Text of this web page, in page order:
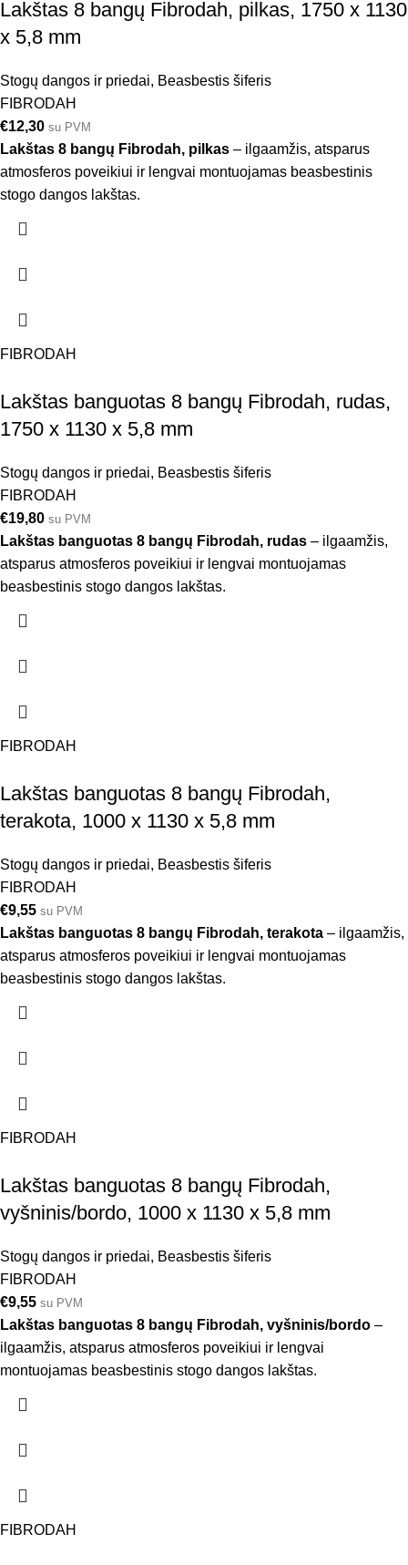
Lakštas 8 bangų Fibrodah, pilkas, 1750 x 1130
x 5,8 mm
Stogų dangos ir priedai, Beasbestis šiferis
FIBRODAH
€12,30 su PVM
Lakštas 8 bangų Fibrodah, pilkas – ilgaamžis, atsparus
atmosferos poveikiui ir lengvai montuojamas beasbestinis
stogo dangos lakštas.
FIBRODAH
Lakštas banguotas 8 bangų Fibrodah, rudas,
1750 x 1130 x 5,8 mm
Stogų dangos ir priedai, Beasbestis šiferis
FIBRODAH
€19,80 su PVM
Lakštas banguotas 8 bangų Fibrodah, rudas – ilgaamžis,
atsparus atmosferos poveikiui ir lengvai montuojamas
beasbestinis stogo dangos lakštas.
FIBRODAH
Lakštas banguotas 8 bangų Fibrodah,
terakota, 1000 x 1130 x 5,8 mm
Stogų dangos ir priedai, Beasbestis šiferis
FIBRODAH
€9,55 su PVM
Lakštas banguotas 8 bangų Fibrodah, terakota – ilgaamžis,
atsparus atmosferos poveikiui ir lengvai montuojamas
beasbestinis stogo dangos lakštas.
FIBRODAH
Lakštas banguotas 8 bangų Fibrodah,
vyšninis/bordo, 1000 x 1130 x 5,8 mm
Stogų dangos ir priedai, Beasbestis šiferis
FIBRODAH
€9,55 su PVM
Lakštas banguotas 8 bangų Fibrodah, vyšninis/bordo –
ilgaamžis, atsparus atmosferos poveikiui ir lengvai
montuojamas beasbestinis stogo dangos lakštas.
FIBRODAH